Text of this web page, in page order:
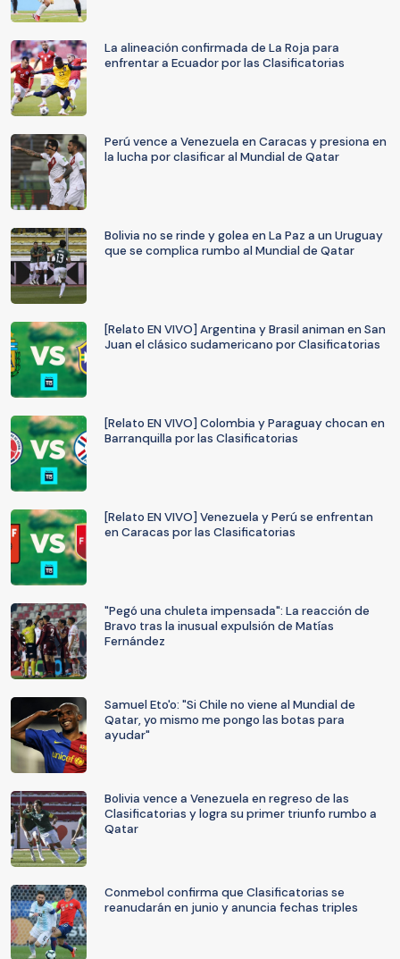
La alineación confirmada de La Roja para
enfrentar a Ecuador por las Clasificatorias
Perú vence a Venezuela en Caracas y presiona en
la lucha por clasificar al Mundial de Qatar
Bolivia no se rinde y golea en La Paz a un Uruguay
que se complica rumbo al Mundial de Qatar
[Relato EN VIVO] Argentina y Brasil animan en San
Juan el clásico sudamericano por Clasificatorias
[Relato EN VIVO] Colombia y Paraguay chocan en
Barranquilla por las Clasificatorias
[Relato EN VIVO] Venezuela y Perú se enfrentan
en Caracas por las Clasificatorias
"Pegó una chuleta impensada": La reacción de
Bravo tras la inusual expulsión de Matías
Fernández
Samuel Eto'o: "Si Chile no viene al Mundial de
Qatar, yo mismo me pongo las botas para
ayudar"
Bolivia vence a Venezuela en regreso de las
Clasificatorias y logra su primer triunfo rumbo a
Qatar
Conmebol confirma que Clasificatorias se
reanudarán en junio y anuncia fechas triples